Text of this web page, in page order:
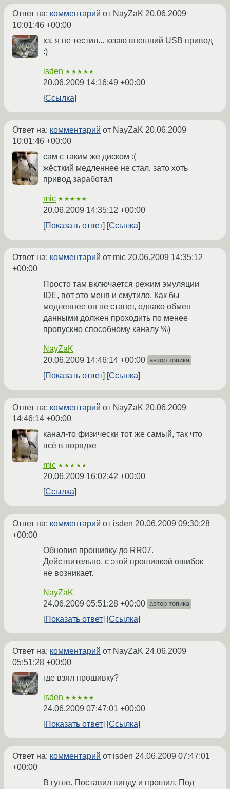
Ответ на: комментарий от NayZaK 20.06.2009
10:01:46 +00:00
хз, я не тестил... юзаю внешний USB привод
:)
isden ★★★★★
20.06.2009 14:16:49 +00:00
Ссылка
Ответ на: комментарий от NayZaK 20.06.2009
10:01:46 +00:00
сам с таким же диском :(
жёсткий медленнее не стал, зато хоть
привод заработал
mic ★★★★★
20.06.2009 14:35:12 +00:00
Показать ответ
Ссылка
Ответ на: комментарий от mic 20.06.2009 14:35:12
+00:00
Просто там включается режим эмуляции
IDE, вот это меня и смутило. Как бы
медленнее он не станет, однако обмен
данными должен проходить по менее
пропускно способному каналу %)
NayZaK
20.06.2009 14:46:14 +00:00 автор топика
Показать ответ Ссылка
Ответ на: комментарий от NayZaK 20.06.2009
14:46:14 +00:00
канал-то физически тот же самый, так что
всё в порядке
mic ★★★★★
20.06.2009 16:02:42 +00:00
Ссылка
Ответ на: комментарий от isden 20.06.2009 09:30:28
+00:00
Обновил прошивку до RR07.
Действительно, с этой прошивкой ошибок
не возникает.
NayZaK
24.06.2009 05:51:28 +00:00 автор топика
Показать ответ Ссылка
Ответ на: комментарий от NayZaK 24.06.2009
05:51:28 +00:00
где взял прошивку?
isden ★★★★★
24.06.2009 07:47:01 +00:00
Показать ответ
Ссылка
Ответ на: комментарий от isden 24.06.2009 07:47:01
+00:00
В гугле. Поставил винду и прошил. Под